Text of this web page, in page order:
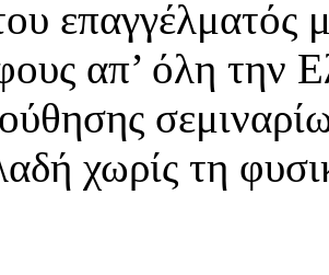
επαγγέλματός
απ’ όλη την
χωρίς τη